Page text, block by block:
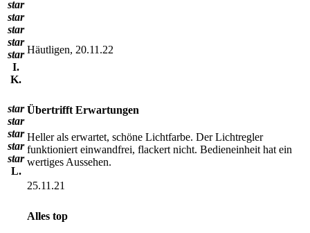
star
star
star
star
star
I.
K.
Häutligen, 20.11.22
star
star
star
star
star
L.
Übertrifft Erwartungen
Heller als erwartet, schöne Lichtfarbe. Der Lichtregler
funktioniert einwandfrei, flackert nicht. Bedieneinheit hat ein
wertiges Aussehen.
25.11.21
Alles top